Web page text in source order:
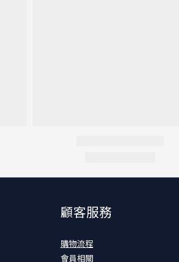
顧客服務
購物流程
會員相關